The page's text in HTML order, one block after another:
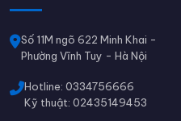
Số 11M ngõ 622 Minh Khai -
Phường Vĩnh Tuy - Hà Nội
Hotline: 0334756666
Kỹ thuật: 02435149453